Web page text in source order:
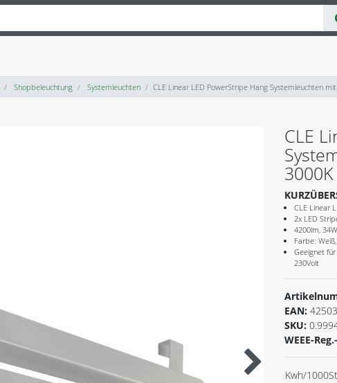
Shopbeleuchtung Systemleuchten CLE Linear LED PowerStripe Hang Systemleuchten
CLE
CLE Linear
2x LED
4200lm,
Farbe:
Geeignet
230Volt
EAN:
SKU:
WEEE-
Kwh/